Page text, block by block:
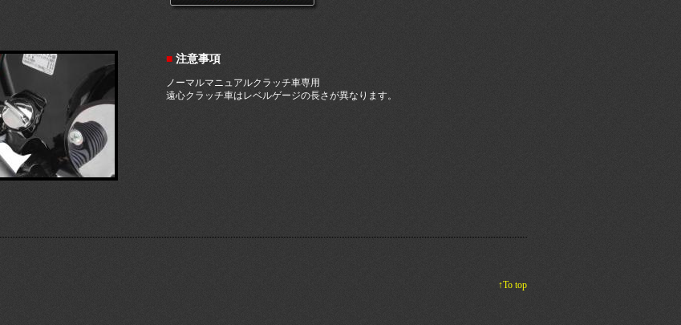
■ 注意事項
ノーマルマニュアルクラッチ車専用
遠心クラッチ車はレベルゲージの長さが異なります。
↑To top